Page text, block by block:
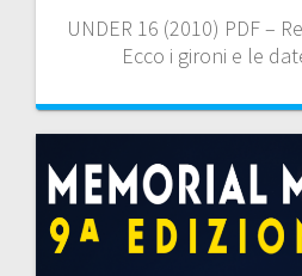
UNDER 16 (2010) PDF –
Ecco i gironi e le